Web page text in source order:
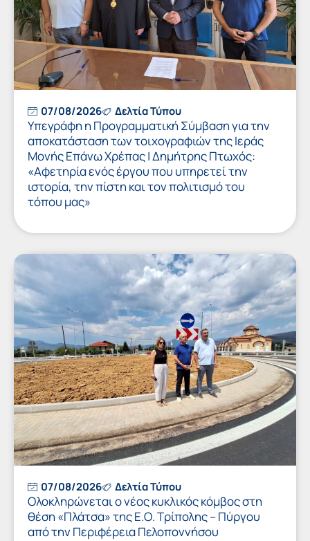
07/08/2026 Δελτία Τύπου
Υπεγράφη η Προγραμματική Σύμβαση για την
αποκατάσταση των τοιχογραφιών της Ιεράς
Μονής Επάνω Χρέπας | Δημήτρης Πτωχός:
«Αφετηρία ενός έργου που υπηρετεί την
ιστορία, την πίστη και τον πολιτισμό του
τόπου μας»
07/08/2026 Δελτία Τύπου
Ολοκληρώνεται ο νέος κυκλικός κόμβος στη
θέση «Πλάτσα» της Ε.Ο. Τρίπολης – Πύργου
από την Περιφέρεια Πελοποννήσου